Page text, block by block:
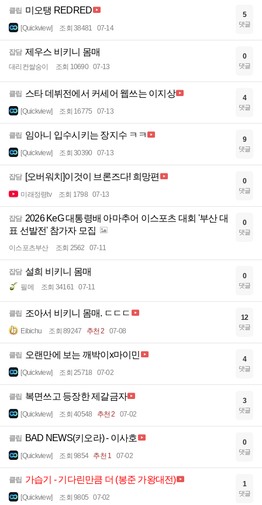
클립 미오탱 REDRED
[Quickview] 조회 38481 07-14
5
댓글
잡담 제우스 비키니 몸매
대리컨쌀숭이 조회 10690 07-13
0
댓글
클립 스타 데뷔전에서 커세어 웹쓰는 이지상
[Quickview] 조회 16775 07-13
4
댓글
클립 임아니 입수시키는 장지수 ㅋㅋ
[Quickview] 조회 30390 07-13
9
댓글
잡담 [오버워치]이것이 브론즈다! 희망편
미래정령tv 조회 1798 07-13
0
댓글
잡담 2026 KeG 대통령배 아마추어 이스포츠 대회 '부산 대
표 선발전' 참가자 모집
이스포츠부산 조회 2562 07-11
0
댓글
잡담 설희 비키니 몸매
필메 조회 34161 07-11
0
댓글
클립 조아서 비키니 몸매. ㄷㄷㄷ
Eibichu 조회 89247 추천 2 07-08
12
댓글
클립 오랜만에 보는 깨박이x마이민
[Quickview] 조회 25718 07-02
4
댓글
클립 복면쓰고 등장한 제갈금자
[Quickview] 조회 40548 추천 2 07-02
3
댓글
클립 BAD NEWS(키오라) - 이사호
[Quickview] 조회 9854 추천 1 07-02
0
댓글
클립 가습기 - 기다린만큼 더 (봉준 가왕대전)
[Quickview] 조회 9805 07-02
1
댓글